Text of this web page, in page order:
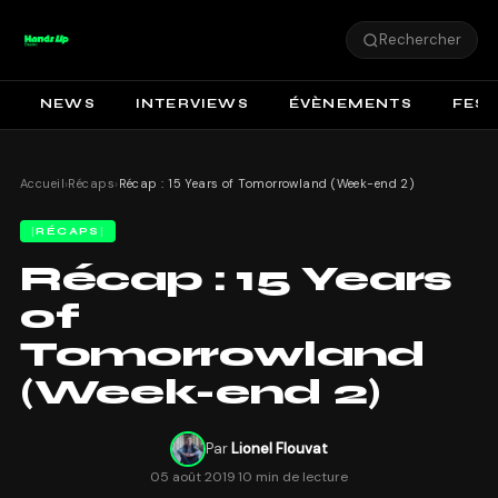
Rechercher
NEWS INTERVIEWS ÉVÈNEMENTS
Accueil›Récaps› Récap : 15 Years of Tomorrowland (Week-end 2)
RÉCAPS
Récap : 15 Years
of
Tomorrowland
(Week-end 2)
ParLionel Flouvat
05 août 201910 min de lecture